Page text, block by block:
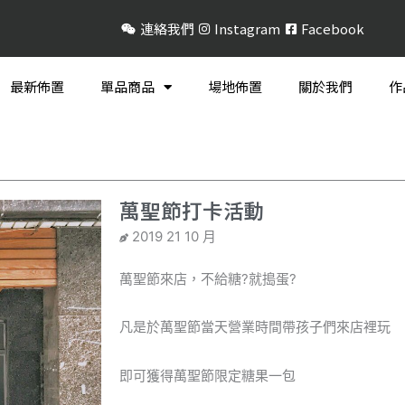
連絡我們 Instagram Facebook
最新佈置 單品商品 場地佈置 關於我們
萬聖節打卡活動
2019 21 10 月
萬聖節來店，不給糖?就搗蛋?
凡是於萬聖節當天營業時間帶孩子們來店裡玩
即可獲得萬聖節限定糖果一包